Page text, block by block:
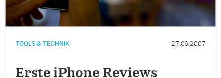
TOOLS & TECHNIK 27.06.2007
Erste iPhone Reviews